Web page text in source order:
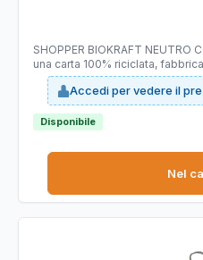
SHOPPER BIOKRAFT NEUTRO
una carta 100% riciclata,
selezionati di altissima qualità,
prodotto e di colorazione; è
COMPOSTABILE. Dimensioni:
da 90gr.
Accedi per vedere il
Disponibile
Nel